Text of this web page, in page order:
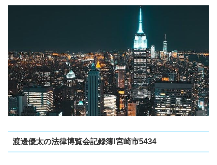
渡邊優太の法律博覧会記録簿!宮崎市5434